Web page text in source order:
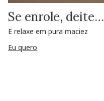
Se enrole, deite…
E relaxe em pura maciez
Eu quero